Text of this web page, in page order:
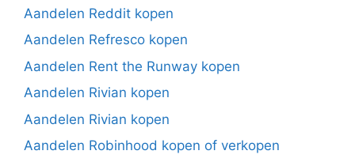
Aandelen Reddit kopen
Aandelen Refresco kopen
Aandelen Rent the Runway kopen
Aandelen Rivian kopen
Aandelen Rivian kopen
Aandelen Robinhood kopen of verkopen